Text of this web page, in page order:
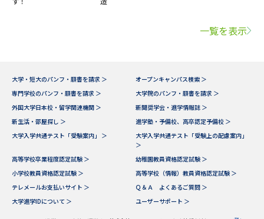
一覧を表示
大学・短大のパンフ・願書を請求 ＞
オープンキャンパス検索 ＞
専門学校のパンフ・願書を請求 ＞
大学院のパンフ・願書を請求 ＞
外国大学日本校・留学関連機関 ＞
新聞奨学会・進学情報誌 ＞
新生活・部屋探し ＞
進学塾・予備校、高卒認定予備校 ＞
大学入学共通テスト「受験案内」 ＞
大学入学共通テスト「受験上の配慮案内」
＞
高等学校卒業程度認定試験 ＞
幼稚園教員資格認定試験 ＞
小学校教員資格認定試験 ＞
高等学校（情報）教員資格認定試験 ＞
テレメールお支払いサイト ＞
Ｑ＆Ａ よくあるご質問 ＞
大学進学IDについて ＞
ユーザーサポート ＞